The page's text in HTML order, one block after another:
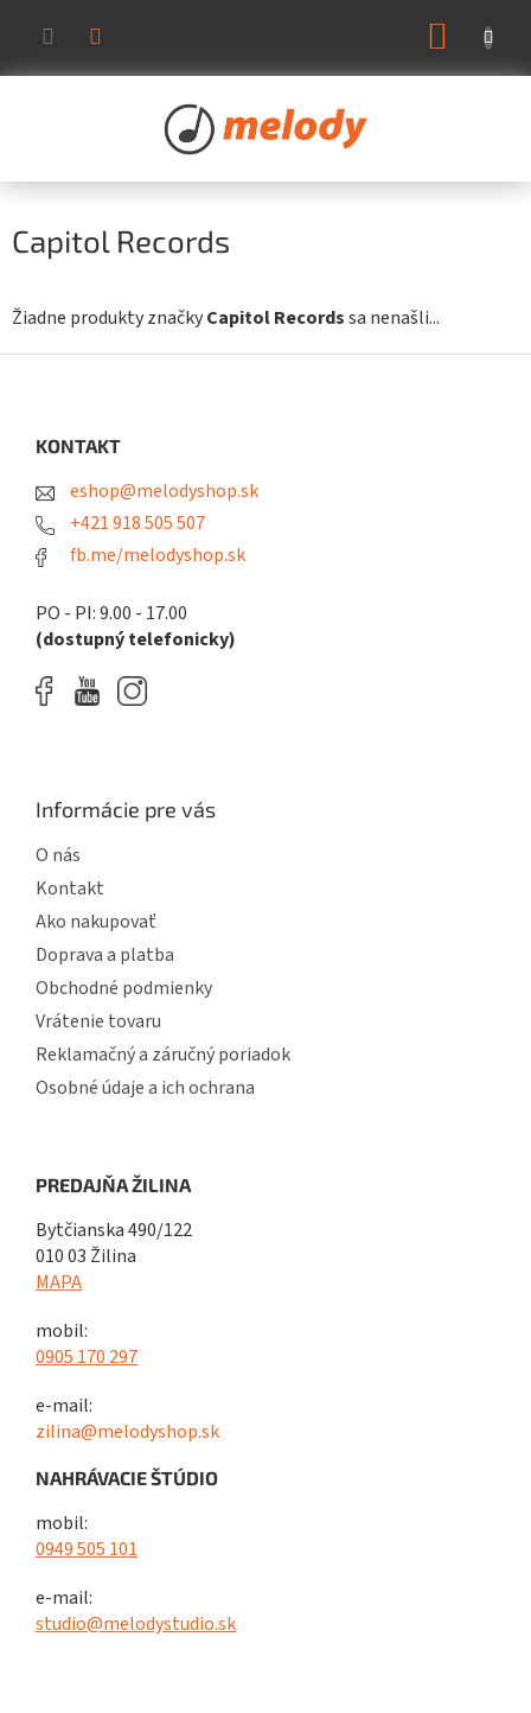
obsah
Capitol Records
Žiadne produkty značkyCapitol Recordssa nenašli...
KONTAKT
eshop@melodyshop.sk
+421 918 505 507
fb.me/melodyshop.sk
PO - PI: 9.00 - 17.00
(dostupný telefonicky)
Informácie pre vás
O nás
Kontakt
Ako nakupovať
Doprava a platba
Obchodné podmienky
Vrátenie tovaru
Reklamačný a záručný poriadok
Osobné údaje a ich ochrana
PREDAJŇA ŽILINA
Bytčianska 490/122
010 03 Žilina
MAPA
mobil:
0905 170 297
e-mail:
zilina@melodyshop.sk
NAHRÁVACIE ŠTÚDIO
mobil:
0949 505 101
e-mail:
studio@melodystudio.sk